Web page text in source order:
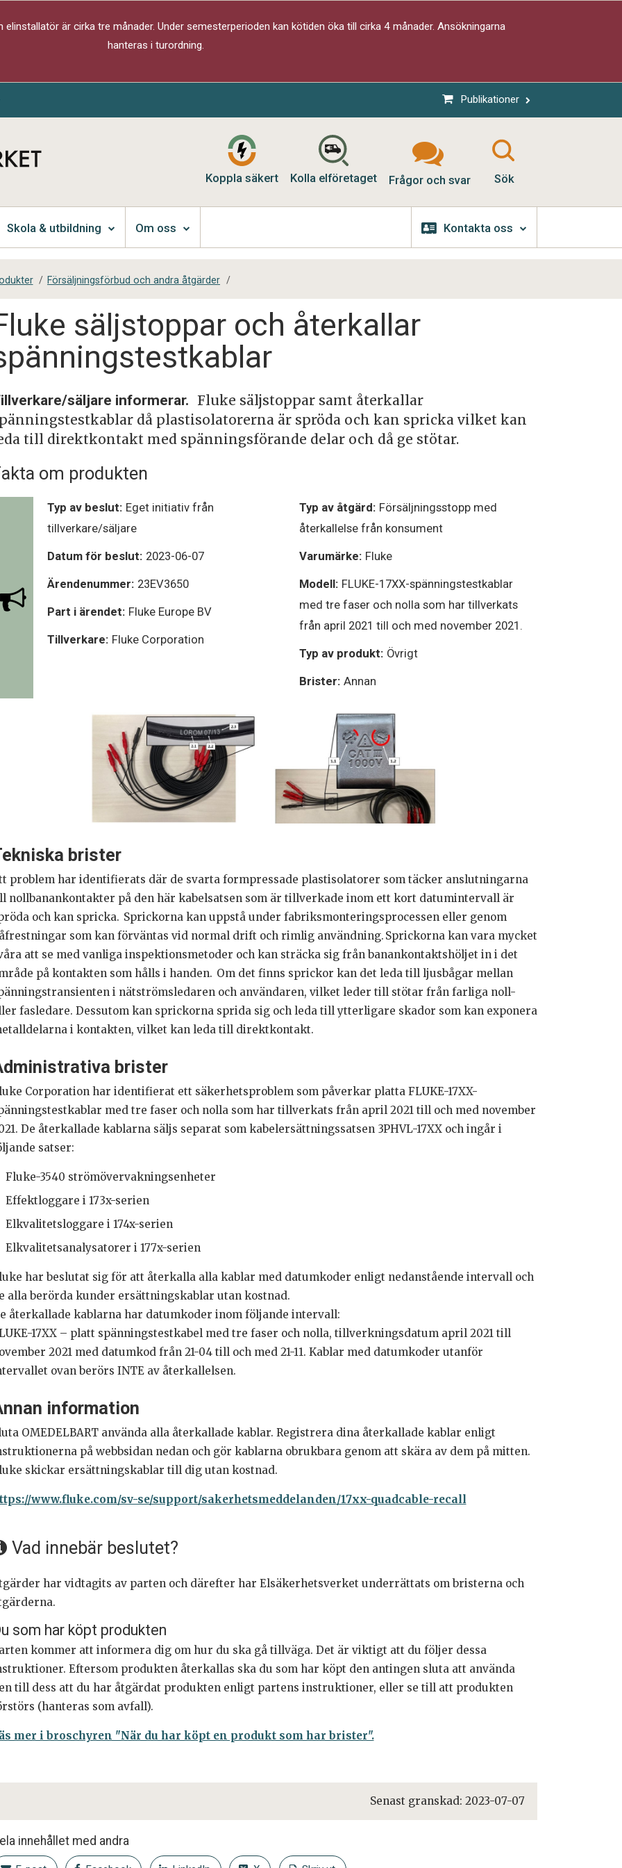
är cirka tre månader. Under semesterperioden kan kötiden öka till cirka 4 månader. Ansökningarna
hanteras i turordning.
Publikationer
Koppla säkert Kolla elföretaget Frågor och svar Sök
Skola & utbildning Om oss Kontakta oss
/ Försäljningsförbud och andra åtgärder /
säljstoppar och återkallar
säljare informerar. Fluke säljstoppar samt återkallar
då plastisolatorerna är spröda och kan spricka vilket kan
till direktkontakt med spänningsförande delar och då ge stötar.
om produkten
Typ av beslut: Eget initiativ från
tillverkare/säljare
Datum för beslut: 2023-06-07
Ärendenummer: 23EV3650
Part i ärendet: Fluke Europe BV
Tillverkare: Fluke Corporation
Typ av åtgärd: Försäljningsstopp med
återkallelse från konsument
Varumärke: Fluke
Modell: FLUKE-17XX-spänningstestkablar
med tre faser och nolla som har tillverkats
från april 2021 till och med november 2021.
Typ av produkt: Övrigt
Brister: Annan
brister
problem har identifierats där de svarta formpressade plastisolatorer som täcker anslutningarna
nollbanankontakter på den här kabelsatsen som är tillverkade inom ett kort datumintervall är
och kan spricka. Sprickorna kan uppstå under fabriksmonteringsprocessen eller genom
som kan förväntas vid normal drift och rimlig användning. Sprickorna kan vara mycket
att se med vanliga inspektionsmetoder och kan sträcka sig från banankontaktshöljet in i det
på kontakten som hålls i handen. Om det finns sprickor kan det leda till ljusbågar mellan
i nätströmsledaren och användaren, vilket leder till stötar från farliga noll-
fasledare. Dessutom kan sprickorna sprida sig och leda till ytterligare skador som kan exponera
i kontakten, vilket kan leda till direktkontakt.
brister
Corporation har identifierat ett säkerhetsproblem som påverkar platta FLUKE-17XX-
med tre faser och nolla som har tillverkats från april 2021 till och med november
De återkallade kablarna säljs separat som kabelersättningssatsen 3PHVL-17XX och ingår i
satser:
Fluke-3540 strömövervakningsenheter
Effektloggare i 173x-serien
Elkvalitetsloggare i 174x-serien
Elkvalitetsanalysatorer i 177x-serien
har beslutat sig för att återkalla alla kablar med datumkoder enligt nedanstående intervall och
alla berörda kunder ersättningskablar utan kostnad.
återkallade kablarna har datumkoder inom följande intervall:
17XX – platt spänningstestkabel med tre faser och nolla, tillverkningsdatum april 2021 till
2021 med datumkod från 21-04 till och med 21-11. Kablar med datumkoder utanför
ovan berörs INTE av återkallelsen.
information
OMEDELBART använda alla återkallade kablar. Registrera dina återkallade kablar enligt
på webbsidan nedan och gör kablarna obrukbara genom att skära av dem på mitten.
skickar ersättningskablar till dig utan kostnad.
www.fluke.com/sv-se/support/sakerhetsmeddelanden/17xx-quadcable-recall
Vad innebär beslutet?
har vidtagits av parten och därefter har Elsäkerhetsverket underrättats om bristerna och
som har köpt produkten
kommer att informera dig om hur du ska gå tillväga. Det är viktigt att du följer dessa
Eftersom produkten återkallas ska du som har köpt den antingen sluta att använda
till dess att du har åtgärdat produkten enligt partens instruktioner, eller se till att produkten
(hanteras som avfall).
mer i broschyren "När du har köpt en produkt som har brister".
Senast granskad: 2023-07-07
innehållet med andra